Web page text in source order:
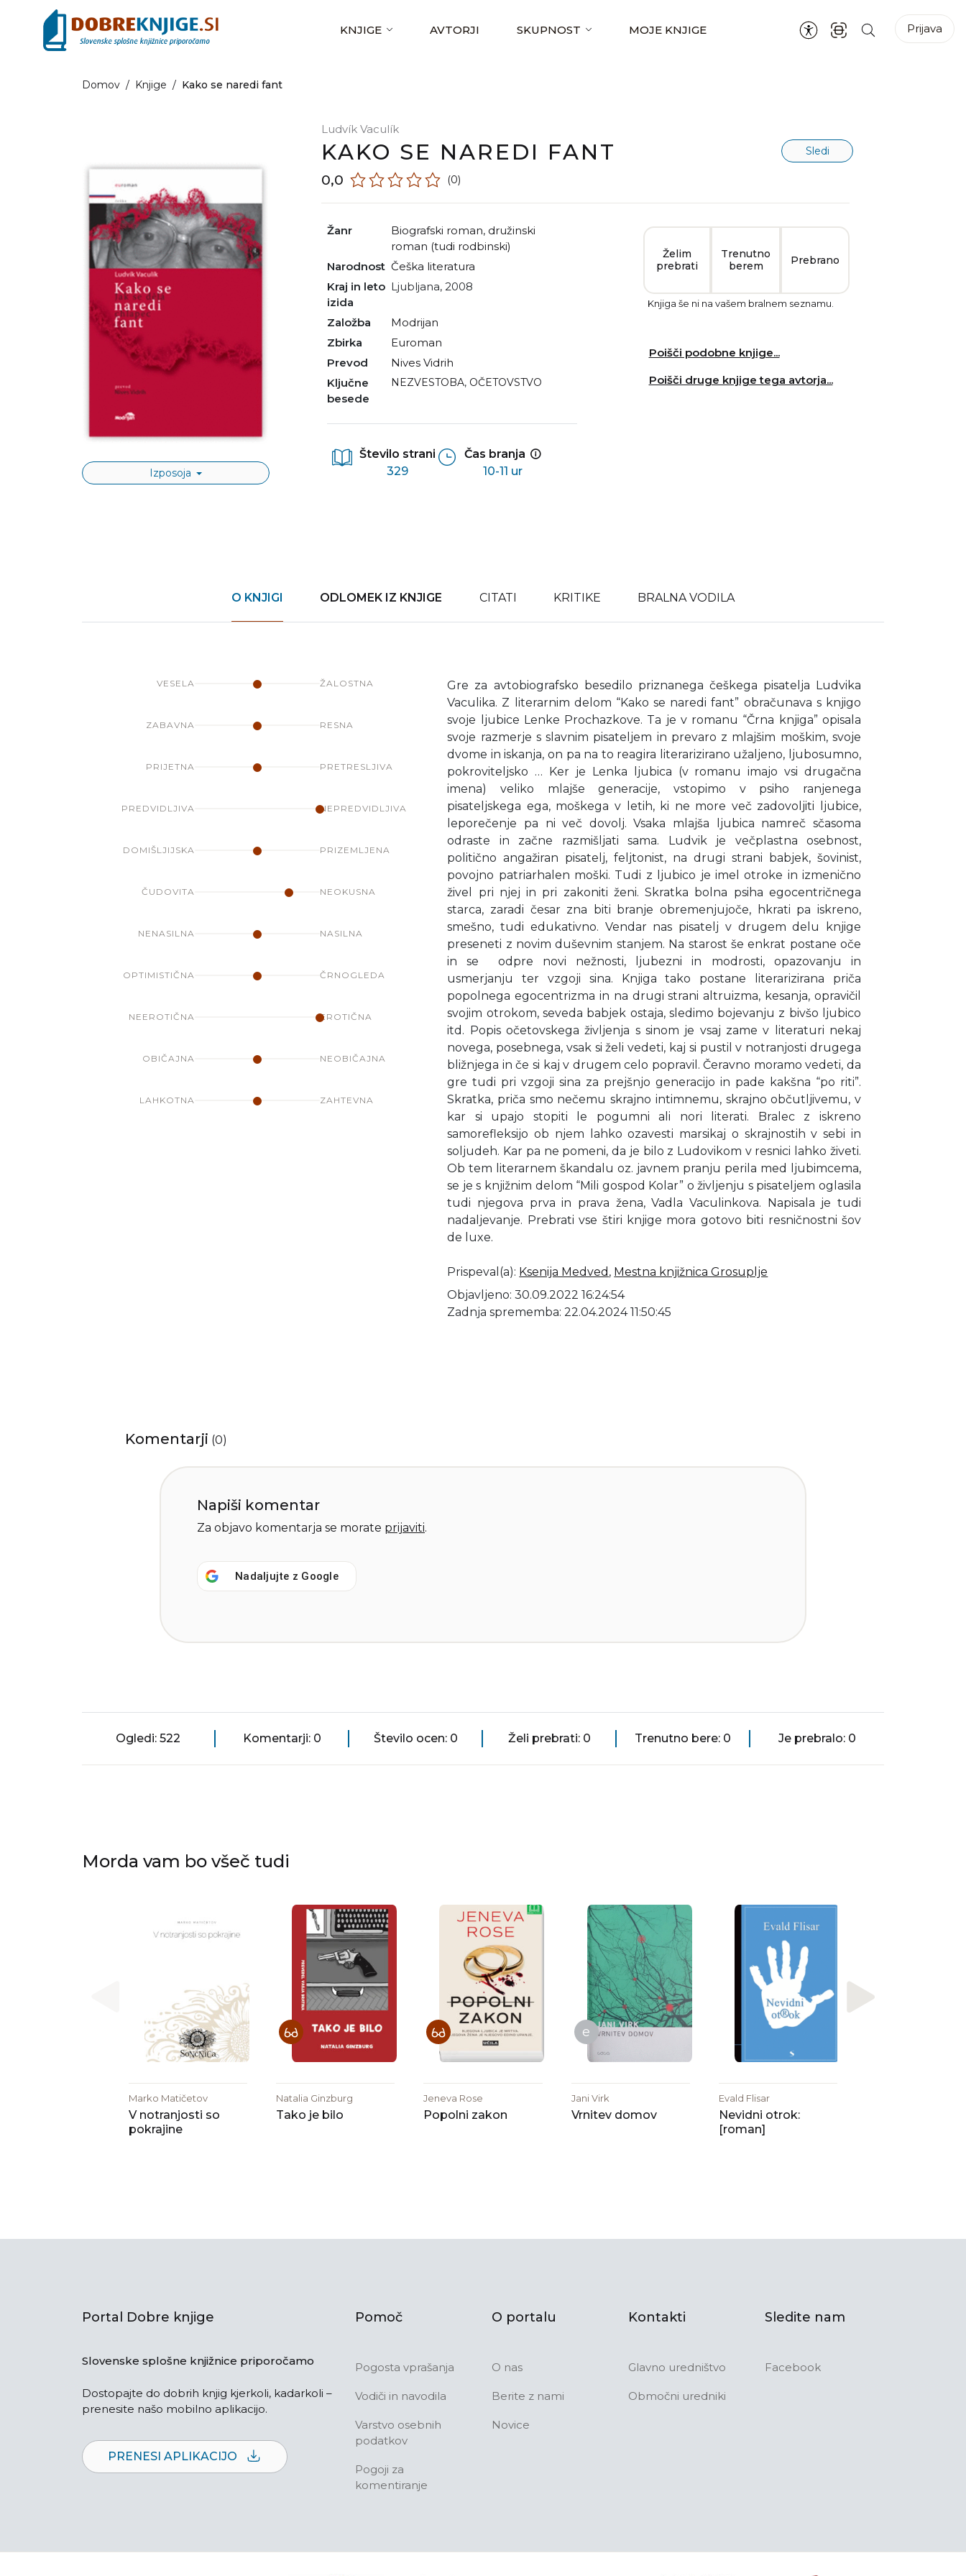
KNJIGE AVTORJI SKUPNOST MOJE KNJIGE Prijava
Domov / Knjige / Kako se naredi fant
Izposoja
Ludvík Vaculík
KAKO SE NAREDI FANT Sledi
0,0 (0)
Žanr biografski roman, družinski
roman (tudi rodbinski)
Narodnost
češka literatura
Kraj in leto
izida
Ljubljana, 2008
Založba
Modrijan
Zbirka
Euroman
Prevod
Nives Vidrih
Ključne
besede
NEZVESTOBA, OČETOVSTVO
Število strani
329
Čas branja
10-11 ur
Želim
prebrati
Trenutno
berem
Prebrano
Knjiga še ni na vašem bralnem seznamu.
Poišči podobne knjige...
Poišči druge knjige tega avtorja...
O KNJIGI ODLOMEK IZ KNJIGE CITATI KRITIKE BRALNA VODILA
VESELA ŽALOSTNA
ZABAVNA RESNA
PRIJETNA PRETRESLJIVA
PREDVIDLJIVA NEPREDVIDLJIVA
DOMIŠLJIJSKA PRIZEMLJENA
ČUDOVITA NEOKUSNA
NENASILNA NASILNA
OPTIMISTIČNA ČRNOGLEDA
NEEROTIČNA EROTIČNA
OBIČAJNA NEOBIČAJNA
LAHKOTNA ZAHTEVNA
Gre za avtobiografsko besedilo priznanega češkega pisatelja Ludvika
Vaculika. Z literarnim delom “Kako se naredi fant” obračunava s knjigo
svoje ljubice Lenke Prochazkove. Ta je v romanu “Črna knjiga” opisala
svoje razmerje s slavnim pisateljem in prevaro z mlajšim moškim, svoje
dvome in iskanja, on pa na to reagira literarizirano užaljeno, ljubosumno,
pokroviteljsko … Ker je Lenka ljubica (v romanu imajo vsi drugačna
imena) veliko mlajše generacije, vstopimo v psiho ranjenega
pisateljskega ega, moškega v letih, ki ne more več zadovoljiti ljubice,
leporečenje pa ni več dovolj. Vsaka mlajša ljubica namreč sčasoma
odraste in začne razmišljati sama. Ludvik je večplastna osebnost,
politično angažiran pisatelj, feljtonist, na drugi strani babjek, šovinist,
povojno patriarhalen moški. Tudi z ljubico je imel otroke in izmenično
živel pri njej in pri zakoniti ženi. Skratka bolna psiha egocentričnega
starca, zaradi česar zna biti branje obremenjujoče, hkrati pa iskreno,
smešno, tudi edukativno. Vendar nas pisatelj v drugem delu knjige
preseneti z novim duševnim stanjem. Na starost še enkrat postane oče
in se odpre novi nežnosti, ljubezni in modrosti, opazovanju in
usmerjanju ter vzgoji sina. Knjiga tako postane literarizirana priča
popolnega egocentrizma in na drugi strani altruizma, kesanja, opravičil
svojim otrokom, seveda babjek ostaja, sledimo bojevanju z bivšo ljubico
itd. Popis očetovskega življenja s sinom je vsaj zame v literaturi nekaj
novega, posebnega, vsak si želi vedeti, kaj si pustil v notranjosti drugega
bližnjega in če si kaj v drugem celo popravil. Čeravno moramo vedeti, da
gre tudi pri vzgoji sina za prejšnjo generacijo in pade kakšna “po riti”.
Skratka, priča smo nečemu skrajno intimnemu, skrajno občutljivemu, v
kar si upajo stopiti le pogumni ali nori literati. Bralec z iskreno
samorefleksijo ob njem lahko ozavesti marsikaj o skrajnostih v sebi in
soljudeh. Kar pa ne pomeni, da je bilo z Ludovikom v resnici lahko živeti.
Ob tem literarnem škandalu oz. javnem pranju perila med ljubimcema,
se je s knjižnim delom “Mili gospod Kolar” o življenju s pisateljem oglasila
tudi njegova prva in prava žena, Vadla Vaculinkova. Napisala je tudi
nadaljevanje. Prebrati vse štiri knjige mora gotovo biti resničnostni šov
de luxe.
Prispeval(a): Ksenija Medved , Mestna knjižnica Grosuplje
Objavljeno: 30.09.2022 16:24:54
Zadnja sprememba: 22.04.2024 11:50:45
Komentarji (0)
Napiši komentar
Za objavo komentarja se morate prijaviti.
Nadaljujte z Google
Ogledi: 522 Komentarji: 0 Število ocen: 0 Želi prebrati: 0 Trenutno bere: 0 Je prebralo: 0
Morda vam bo všeč tudi
Marko Matičetov
V notranjosti so
pokrajine
Natalia Ginzburg
Tako je bilo
Jeneva Rose
Popolni zakon
e
Jani Virk
Vrnitev domov
Evald Flisar
Nevidni otrok:
[roman]
vsak dan
Portal Dobre knjige
Slovenske splošne knjižnice priporočamo
Dostopajte do dobrih knjig kjerkoli, kadarkoli –
prenesite našo mobilno aplikacijo.
PRENESI APLIKACIJO
Pomoč
Pogosta vprašanja
Vodiči in navodila
Varstvo osebnih
podatkov
Pogoji za
komentiranje
O portalu
O nas
Berite z nami
Novice
Kontakti
Glavno uredništvo
Območni uredniki
Sledite nam
Facebook